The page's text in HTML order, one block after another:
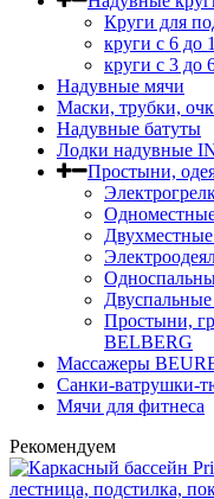
Круги для
круги с 6 до
круги c 3 до
Надувные мячи
Маски, трубки,
Надувные батуты
Лодки надувные
Простыни,
Простыни,
BELBERG
Массажеры
Санки-ватрушки-
Мячи для фитнеса
Рекомендуем